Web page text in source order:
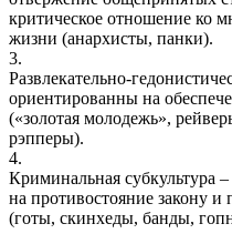
критическое отношение ко
жизни (анархисты, панки).
3.
Развлекательно-
ориентированны на
(«золотая молодежь»,
рэпперы).
4.
Криминальная субкультура
на противостояние закону и
(готы, скинхеды, банды,